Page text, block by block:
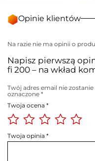
Opinie klientów
Na razie nie ma opinii o
Napisz pierwszą
fi 200 – na wkład
Twój adres email nie
oznaczone *
Twoja ocena *
Twoja opinia *